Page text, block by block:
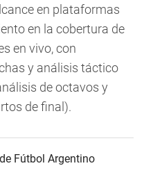
en plataformas
en la cobertura de
en vivo, con
y análisis táctico
de octavos y
de final).
Fútbol Argentino